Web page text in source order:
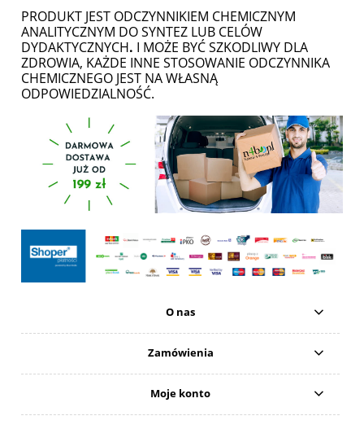
PRODUKT JEST ODCZYNNIKIEM CHEMICZNYM
ANALITYCZNYM DO SYNTEZ LUB CELÓW
DYDAKTYCZNYCH. I MOŻE BYĆ SZKODLIWY DLA
ZDROWIA, KAŻDE INNE STOSOWANIE ODCZYNNIKA
CHEMICZNEGO JEST NA WŁASNĄ
ODPOWIEDZIALNOŚĆ.
O nas
Zamówienia
Moje konto